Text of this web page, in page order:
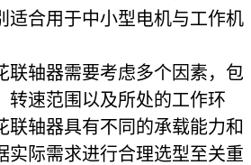
适合用于中小型电机与工作机
联轴器需要考虑多个因素，包
转速范围以及所处的工作环
联轴器具有不同的承载能力和
实际需求进行合理选型至关重